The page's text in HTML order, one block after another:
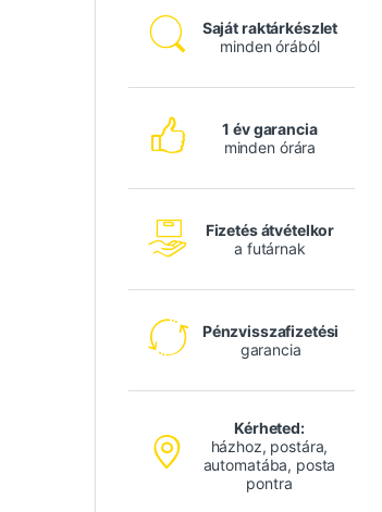
Saját raktárkészlet
minden órából
1 év garancia
minden órára
Fizetés átvételkor
a futárnak
Pénzvisszafizetési
garancia
Kérheted:
házhoz, postára,
automatába, posta
pontra